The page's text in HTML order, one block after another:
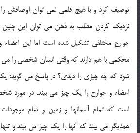
توصيف كرد و با هيچ قلمي نمي توان اوصافش را
نزديك كردن مطلب به ذهن مي توان اين چنين
جوارح مختلفي تشكيل شده است اما اين اعضاء
محكمي با هم دارند كه وقتي انسان شخصي را مي
شود كه چه چيزي را ديدي؟ در پاسخ مي گويد: يك
اعضاء و جوارح را يك چيز مي بيند. در مورد
است كه تمام آسمانها و زمين و تمام
همديگر مي بيند كه آنها را يك چيز مي بيند و